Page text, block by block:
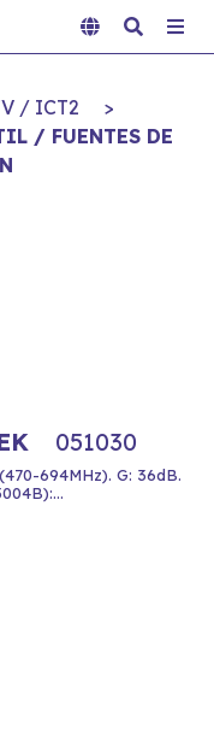
/ ICT2
>
/ FUENTES DE
051030
694MHz). G: 36dB.